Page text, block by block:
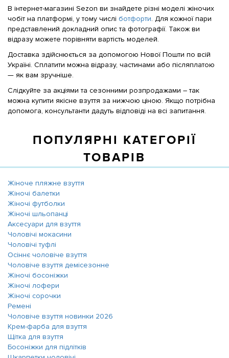
В інтернет-магазині Sezon ви знайдете різні моделі жіночих
чобіт на платформі, у тому числі ботфорти. Для кожної пари
представлений докладний опис та фотографії. Також ви
відразу можете порівняти вартість моделей.
Доставка здійснюється за допомогою Нової Пошти по всій
Україні. Сплатити можна відразу, частинами або післяплатою
— як вам зручніше.
Слідкуйте за акціями та сезонними розпродажами – так
можна купити якісне взуття за нижчою ціною. Якщо потрібна
допомога, консультанти дадуть відповіді на всі запитання.
ПОПУЛЯРНІ КАТЕГОРІЇ
ТОВАРІВ
Жіноче пляжне взуття
Жіночі балетки
Жіночі футболки
Жіночі шльопанці
Аксесуари для взуття
Чоловічі мокасини
Чоловічі туфлі
Осіннє чоловіче взуття
Чоловіче взуття демісезонне
Жіночі босоніжки
Жіночі лофери
Жіночі сорочки
Ремені
Чоловіче взуття новинки 2026
Крем-фарба для взуття
Щітка для взуття
Босоніжки для підлітків